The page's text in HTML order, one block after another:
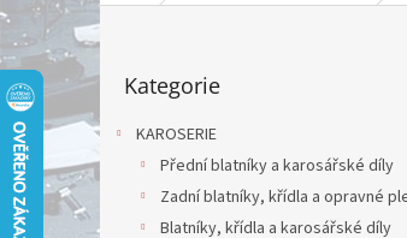
P
o
s
r
n
í
kategorie
Kategorie
KAROSERIE
Přední blatníky a karosářské díly
Zadní blatníky, křídla a opravné
Blatníky, křídla a karosářské díly